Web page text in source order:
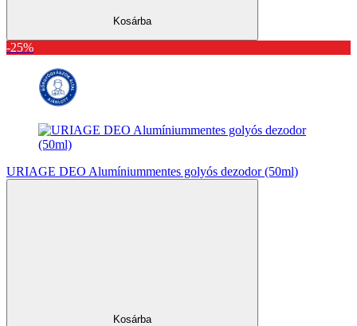
Kosárba
-25%
URIAGE DEO Alumíniummentes golyós dezodor (50ml)
Kosárba